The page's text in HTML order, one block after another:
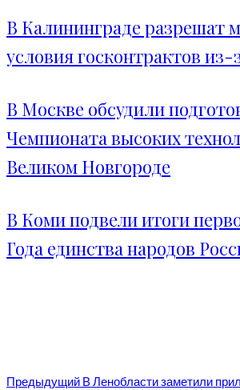
В Калининграде разрешат
условия госконтрактов
В Москве обсудили
Чемпионата высоких
Великом Новгороде
В Коми подвели итоги
Года единства народов
Предыдущий В Ленобласти заметили